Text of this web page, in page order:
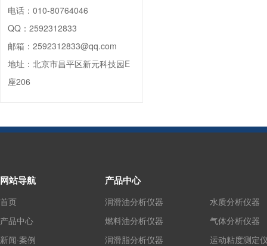
电话： 010-80764046
QQ： 2592312833
邮箱： 2592312833@qq.com
地址： 北京市昌平区新元科技园E
座206
网站导航
首页
产品中心
新闻·案例
产品中心
润滑油分析仪器
燃料油分析仪器
润滑脂分析仪器
水质分析仪器
气体分析仪器
运动粘度测定